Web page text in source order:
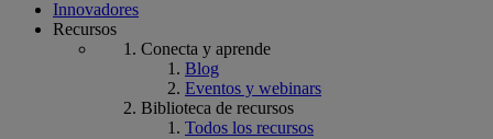
Innovadores
Recursos
Conecta y aprende
Blog
Eventos y webinars
Biblioteca de recursos
Todos los recursos